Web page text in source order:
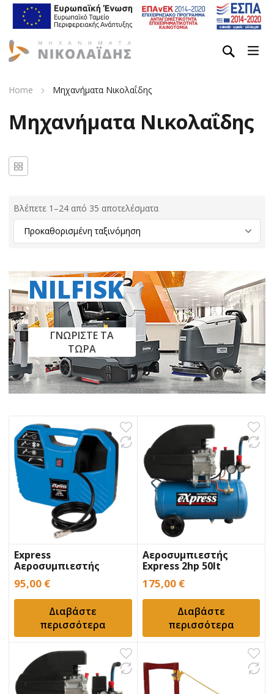
Home Μηχανήματα Νικολαΐδης
Μηχανήματα Νικολαΐδης
Βλέπετε 1–24 από 35 αποτελέσματα
NILFISK
ΓΝΩΡΙΣΤΕ ΤΑ
ΤΩΡΑ
Express
Αεροσυμπιεστής
Μονομπλόκ Express
95,00 €
Διαβάστε
περισσότερα
Αεροσυμπιεστής
Express 2hp 50lt
Μονομπλόκ
175,00 €
Διαβάστε
περισσότερα